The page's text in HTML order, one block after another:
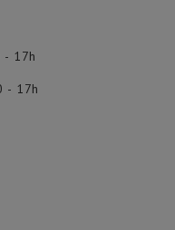
- 17h
- 17h